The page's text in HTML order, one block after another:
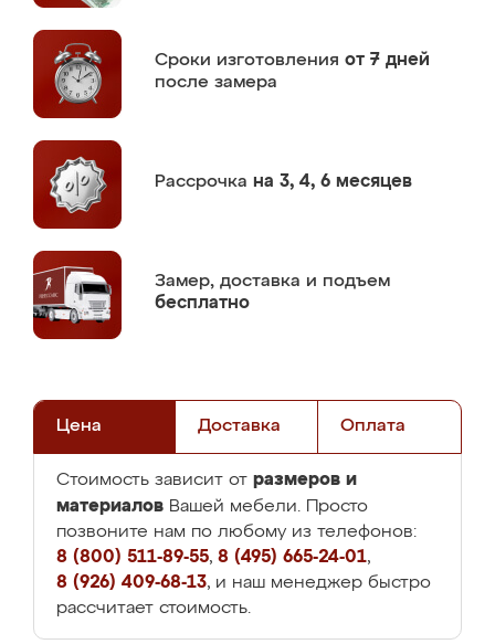
Сроки изготовления от 7 дней
после замера
Рассрочка на 3, 4, 6 месяцев
Замер, доставка и подъем
бесплатно
Цена Доставка Оплата
Стоимость зависит от размеров и
материалов Вашей мебели. Просто
позвоните нам по любому из телефонов:
8 (800) 511-89-55, 8 (495) 665-24-01,
8 (926) 409-68-13, и наш менеджер быстро
рассчитает стоимость.